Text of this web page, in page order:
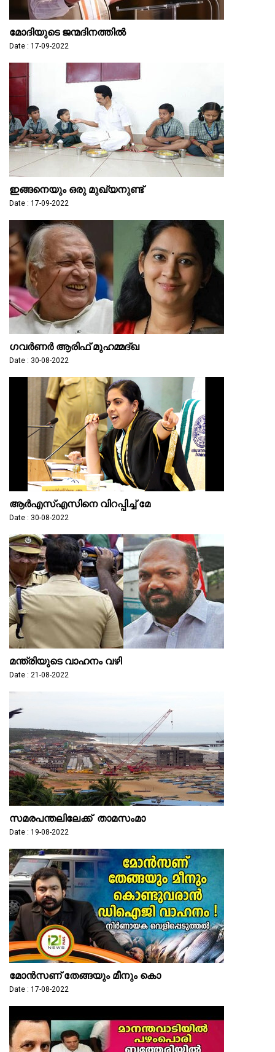
മോദിയുടെ ജന്മദിനത്തില്‍
Date : 17-09-2022
ഇങ്ങനെയും ഒരു മുഖ്യനുണ്ട്
Date : 17-09-2022
ഗവര്‍ണര്‍ ആരിഫ് മുഹമ്മദ്ഖ
Date : 30-08-2022
ആർഎസ്എസിനെ വിറപ്പിച്ച് മേ
Date : 30-08-2022
മന്ത്രിയുടെ വാ​ഹ​നം വ​ഴി​
Date : 21-08-2022
സമരപന്തലിലേക്ക് താമസംമാ
Date : 19-08-2022
മോൻസണ് തേങ്ങയും മീനും കൊ
Date : 17-08-2022